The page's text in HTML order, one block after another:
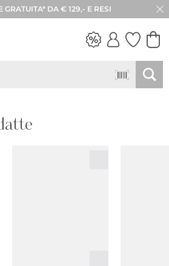
GRATUITA* DA € 129,- E RESI
GIORNI DI RESO